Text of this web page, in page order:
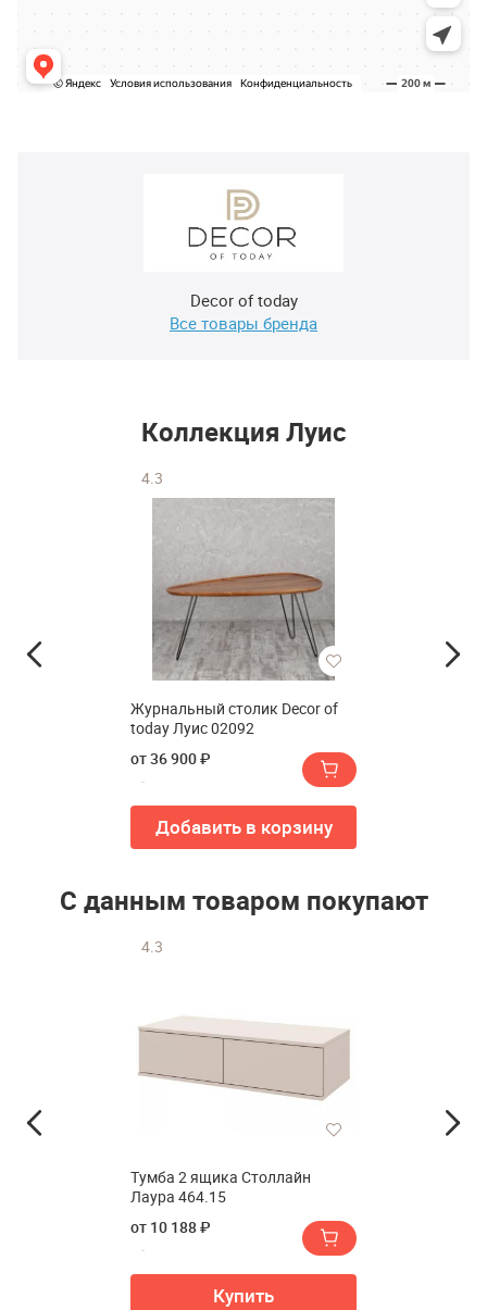
Decor of today
Все товары бренда
Коллекция Луис
4.3
Журнальный столик Decor of
today Луис 02092
от 36 900 ₽
Добавить в корзину
С данным товаром покупают
4.3
Тумба 2 ящика Столлайн
Лаура 464.15
от 10 188 ₽
Купить